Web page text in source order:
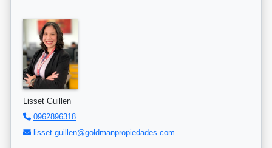
Lisset Guillen
0962896318
lisset.guillen@goldmanpropiedades.com